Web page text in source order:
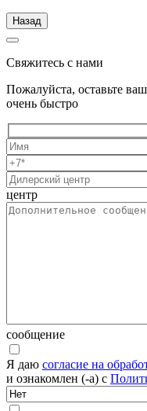
Назад
Свяжитесь с нами
Пожалуйста, оставьте
очень быстро
центр
сообщение
Я даю согласие на
и ознакомлен (-а) с